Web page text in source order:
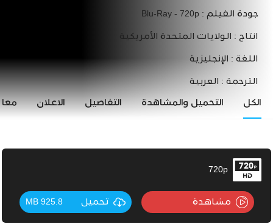
جودة الفيلم : Blu-Ray - 720p
انتاج : الولايات المتحدة الأمريكية
اللغة : الإنجليزية
الترجمة : العربية
الكل التحميل والمشاهدة التفاصيل الاعلان
720p
مشاهدة تحميل 925.8 MB